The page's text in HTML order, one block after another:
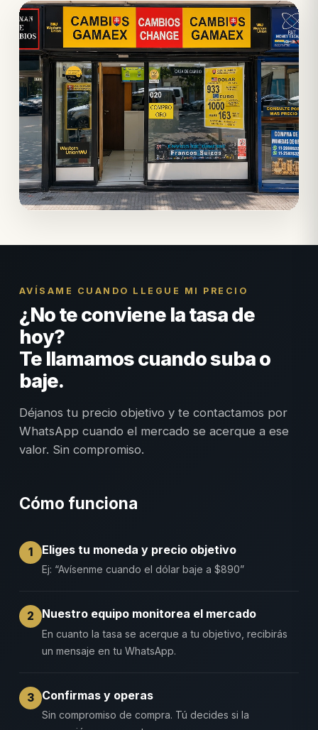
AVÍSAME CUANDO LLEGUE MI PRECIO
¿No te conviene la tasa de
hoy?
Te llamamos cuando suba o
baje.
Déjanos tu precio objetivo y te contactamos por
WhatsApp cuando el mercado se acerque a ese
valor. Sin compromiso.
Cómo funciona
1 Eliges tu moneda y precio objetivo
Ej: “Avísenme cuando el dólar baje a $890”
2 Nuestro equipo monitorea el mercado
En cuanto la tasa se acerque a tu objetivo, recibirás
un mensaje en tu WhatsApp.
3 Confirmas y operas
Sin compromiso de compra. Tú decides si la